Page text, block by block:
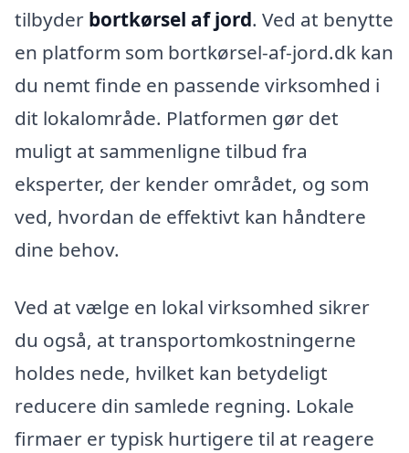
tilbyder bortkørsel af jord. Ved at benytte
en platform som bortkørsel-af-jord.dk kan
du nemt finde en passende virksomhed i
dit lokalområde. Platformen gør det
muligt at sammenligne tilbud fra
eksperter, der kender området, og som
ved, hvordan de effektivt kan håndtere
dine behov.
Ved at vælge en lokal virksomhed sikrer
du også, at transportomkostningerne
holdes nede, hvilket kan betydeligt
reducere din samlede regning. Lokale
firmaer er typisk hurtigere til at reagere